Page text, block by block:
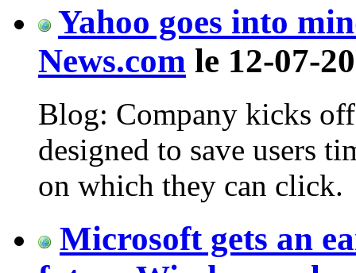
Yahoo goes into
News.com le 12-07-
Blog: Company kicks
designed to save users
on which they can click.
Microsoft gets an